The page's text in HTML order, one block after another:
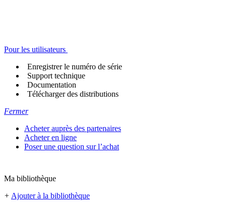
Pour les utilisateurs
Enregistrer le numéro de série
Support technique
Documentation
Télécharger des distributions
Fermer
Acheter auprès des partenaires
Acheter en ligne
Poser une question sur l’achat
Ma bibliothèque
+ Ajouter à la bibliothèque